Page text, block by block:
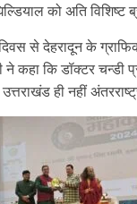
को अति
से देहरादून के
ने कहा कि डॉक्टर चन्डी
ही नहीं